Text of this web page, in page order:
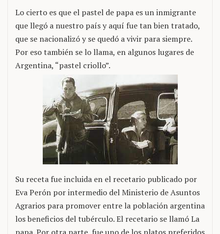
Lo cierto es que el pastel de papa es un inmigrante
que llegó a nuestro país y aquí fue tan bien tratado,
que se nacionalizó y se quedó a vivir para siempre.
Por eso también se lo llama, en algunos lugares de
Argentina, “pastel criollo”.
Su receta fue incluida en el recetario publicado por
Eva Perón por intermedio del Ministerio de Asuntos
Agrarios para promover entre la población argentina
los beneficios del tubérculo. El recetario se llamó La